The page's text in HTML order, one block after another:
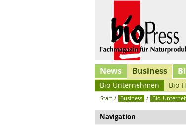
News Business
Bio-Unternehmen Bio-
Start / Business / Bio-
Navigation